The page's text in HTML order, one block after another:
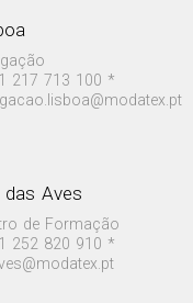
217 713 100 *
das Aves
de Formação
252 820 910 *